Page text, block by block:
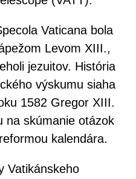
Vaticana bola
Levom XIII.,
jezuitov. História
výskumu siaha
1582 Gregor XIII.
na skúmanie otázok
kalendára.
Vatikánskeho